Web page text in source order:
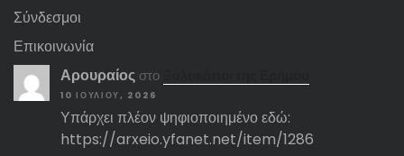
Σύνδεσμοι
Επικοινωνία
Αρουραίος στο
10 ΙΟΥΛΊΟΥ, 2026
Υπάρχει πλέον ψηφιοποιημένο εδώ:
https://arxeio.yfanet.net/item/1286